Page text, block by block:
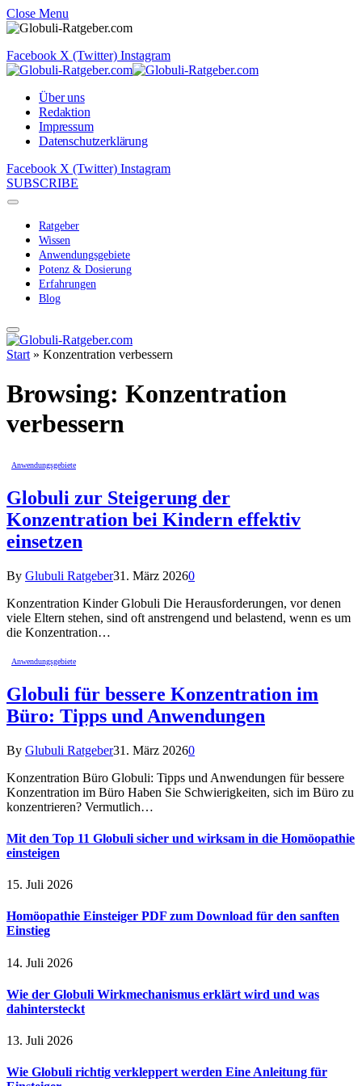
Close Menu
Facebook X (Twitter) Instagram
Über uns
Redaktion
Impressum
Datenschutzerklärung
Facebook X (Twitter) Instagram
SUBSCRIBE
Ratgeber
Wissen
Anwendungsgebiete
Potenz & Dosierung
Erfahrungen
Blog
Start » Konzentration verbessern
Browsing: Konzentration
verbessern
Anwendungsgebiete
Globuli zur Steigerung der
Konzentration bei Kindern effektiv
einsetzen
By Glubuli Ratgeber31. März 20260
Konzentration Kinder Globuli Die Herausforderungen, vor denen
viele Eltern stehen, sind oft anstrengend und belastend, wenn es um
die Konzentration…
Anwendungsgebiete
Globuli für bessere Konzentration im
Büro: Tipps und Anwendungen
By Glubuli Ratgeber31. März 20260
Konzentration Büro Globuli: Tipps und Anwendungen für bessere
Konzentration im Büro Haben Sie Schwierigkeiten, sich im Büro zu
konzentrieren? Vermutlich…
Mit den Top 11 Globuli sicher und wirksam in die Homöopathie
einsteigen
15. Juli 2026
Homöopathie Einsteiger PDF zum Download für den sanften
Einstieg
14. Juli 2026
Wie der Globuli Wirkmechanismus erklärt wird und was
dahintersteckt
13. Juli 2026
Wie Globuli richtig verkleppert werden Eine Anleitung für